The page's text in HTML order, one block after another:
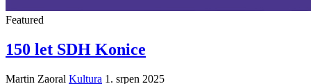
Featured
150 let SDH Konice
Martin Zaoral Kultura 1. srpen 2025